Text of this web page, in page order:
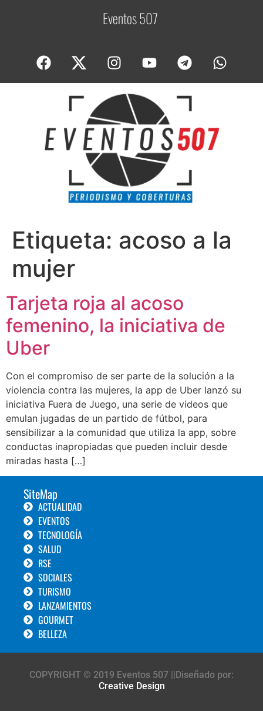
Eventos 507C
Etiqueta: acoso a la
mujer
Tarjeta roja al acoso
femenino, la iniciativa de
Uber
Con el compromiso de ser parte de la solución a la
violencia contra las mujeres, la app de Uber lanzó su
iniciativa Fuera de Juego, una serie de videos que
emulan jugadas de un partido de fútbol, para
sensibilizar a la comunidad que utiliza la app, sobre
conductas inapropiadas que pueden incluir desde
miradas hasta […]
SiteMap
ACTUALIDAD
EVENTOS
TECNOLOGÍA
SALUD
RSE
SOCIALES
TURISMO
LANZAMIENTOS
GOURMET
BELLEZA
COPYRIGHT © 2019 Eventos 507 ||Diseñado por:
Creative Design